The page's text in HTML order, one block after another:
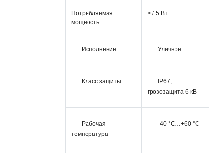
Потребляемая
мощность
≤7.5 Вт
Исполнение Уличное
Класс защиты
IP67,
грозозащита 6 кВ
Рабочая
температура
-40 °C…+60 °C